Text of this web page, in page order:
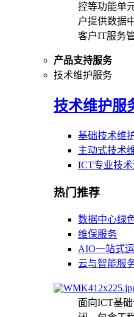
控等功能单
户提供数据
客户IT服务
产品支持服务
技术维护服务
技术维护服
基础技术维
主动式技术
ICT专业技
热门推荐
数据中心绿
维保服务
AIO一站式
云与智能服
面向ICT基